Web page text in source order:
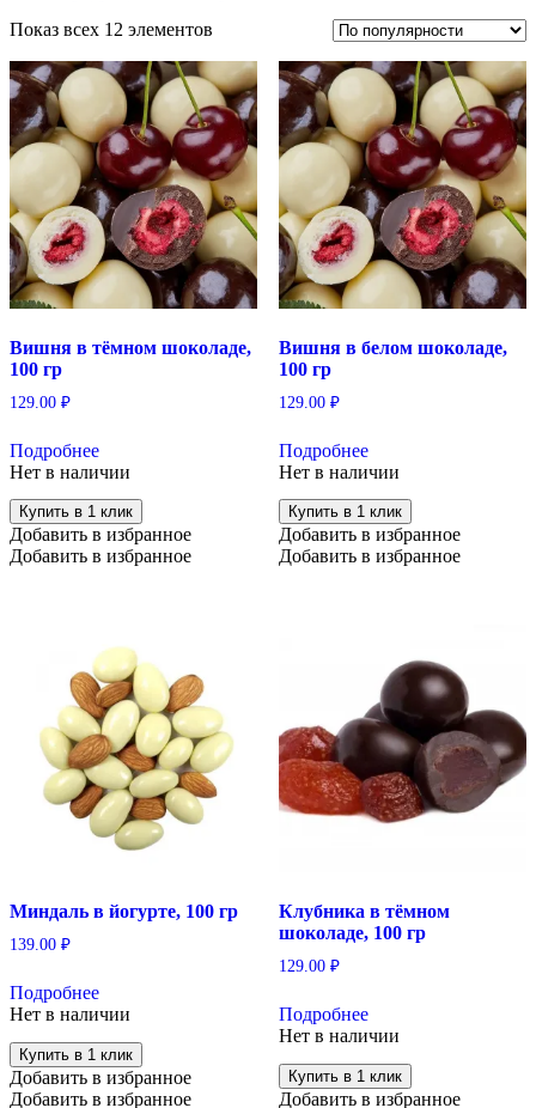
Показ всех 12 элементов
Вишня в тёмном шоколаде,
100 гр
129.00 ₽
Подробнее
Нет в наличии
Купить в 1 клик
Добавить в избранное
Добавить в избранное
Вишня в белом шоколаде,
100 гр
129.00 ₽
Подробнее
Нет в наличии
Купить в 1 клик
Добавить в избранное
Добавить в избранное
Миндаль в йогурте, 100 гр
139.00 ₽
Подробнее
Нет в наличии
Купить в 1 клик
Добавить в избранное
Добавить в избранное
Клубника в тёмном
шоколаде, 100 гр
129.00 ₽
Подробнее
Нет в наличии
Купить в 1 клик
Добавить в избранное